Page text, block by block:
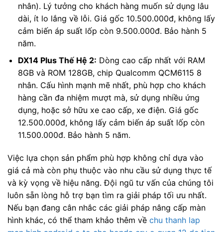
nhân). Lý tưởng cho khách hàng muốn sử dụng lâu
dài, ít lo lắng về lỗi. Giá gốc 10.500.000đ, không lấy
cảm biến áp suất lốp còn 9.500.000đ. Bảo hành 5
năm.
DX14 Plus Thế Hệ 2: Dòng cao cấp nhất với RAM
8GB và ROM 128GB, chip Qualcomm QCM6115 8
nhân. Cấu hình mạnh mẽ nhất, phù hợp cho khách
hàng cần đa nhiệm mượt mà, sử dụng nhiều ứng
dụng, hoặc sở hữu xe cao cấp, xe điện. Giá gốc
12.500.000đ, không lấy cảm biến áp suất lốp còn
11.500.000đ. Bảo hành 5 năm.
Việc lựa chọn sản phẩm phù hợp không chỉ dựa vào
giá cả mà còn phụ thuộc vào nhu cầu sử dụng thực tế
và kỳ vọng về hiệu năng. Đội ngũ tư vấn của chúng tôi
luôn sẵn lòng hỗ trợ bạn tìm ra giải pháp tối ưu nhất.
Nếu bạn đang cân nhắc các giải pháp nâng cấp màn
hình khác, có thể tham khảo thêm về chu thanh lap